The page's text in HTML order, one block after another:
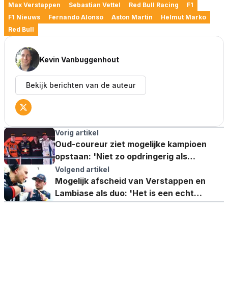
Max Verstappen Sebastian Vettel Red Bull Racing
F1
F1 Nieuws
Fernando Alonso Aston Martin
Helmut Marko
Red Bull
Kevin Vanbuggenhout
Bekijk berichten van de auteur
Vorig artikel
Oud-coureur ziet mogelijke kampioen
opstaan: 'Niet zo opdringerig als
bijvoorbeeld Verstappen'
Volgend artikel
Mogelijk afscheid van Verstappen en
Lambiase als duo: 'Het is een echt
koningskoppel'